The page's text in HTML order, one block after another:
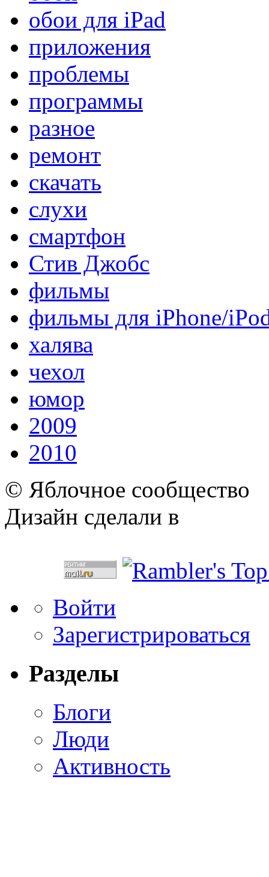
обои для iPad
приложения
проблемы
программы
разное
ремонт
скачать
слухи
смартфон
Стив Джобс
фильмы
фильмы для iPhone/
халява
чехол
юмор
2009
2010
© Яблочное сообщество
Дизайн сделали в
Войти
Зарегистрироваться
Разделы
Блоги
Люди
Активность